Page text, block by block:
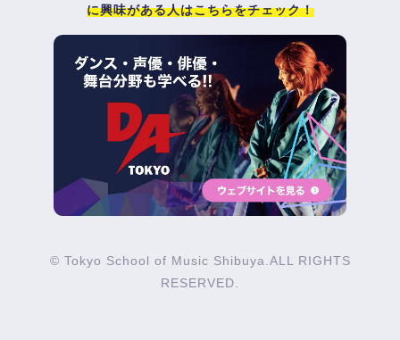
に興味がある人はこちらをチェック！
© Tokyo School of Music Shibuya.ALL RIGHTS
RESERVED.